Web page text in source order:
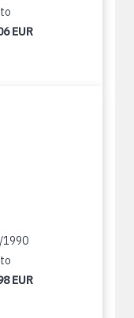
EUR
1990
EUR